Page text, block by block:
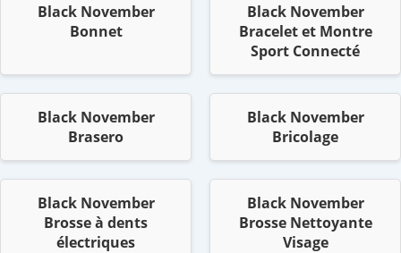
Black November
Bonnet
Black November
Bracelet et Montre
Sport Connecté
Black November
Brasero
Black November
Bricolage
Black November
Brosse à dents
électriques
Black November
Brosse Nettoyante
Visage